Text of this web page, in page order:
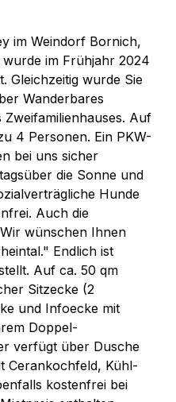
im Weindorf Bornich,
im Frühjahr 2024
Gleichzeitig wurde Sie
Wanderbares
Auf
4 Personen. Ein PKW-
bei uns sicher
die Sonne und
Hunde
Auch die
wünschen Ihnen
Endlich ist
Auf ca. 50 qm
Sitzecke (2
und Infoecke mit
Doppel-
verfügt über Dusche
Cerankochfeld, Kühl-
kostenfrei bei